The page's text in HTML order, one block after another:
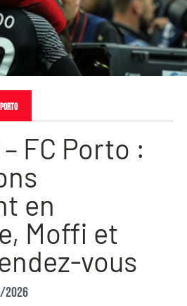
Porto
FC Porto :
en
Moffi et
vous
2026